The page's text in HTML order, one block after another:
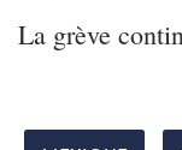
La grève